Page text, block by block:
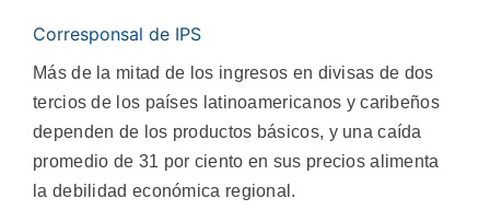
Corresponsal de IPS
Más de la mitad de los ingresos en divisas de dos
tercios de los países latinoamericanos y caribeños
dependen de los productos básicos, y una caída
promedio de 31 por ciento en sus precios alimenta
la debilidad económica regional.